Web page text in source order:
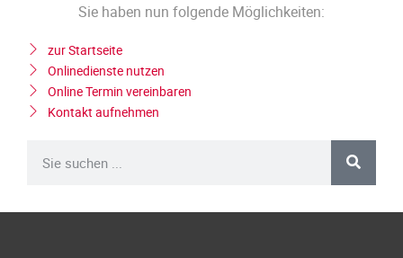
Sie haben nun folgende Möglichkeiten:
zur Startseite
Onlinedienste nutzen
Online Termin vereinbaren
Kontakt aufnehmen